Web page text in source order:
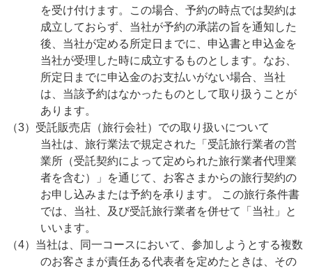
を受け付けます。この場合、予約の時点では契約は
成立しておらず、当社が予約の承諾の旨を通知した
後、当社が定める所定日までに、申込書と申込金を
当社が受理した時に成立するものとします。なお、
所定日までに申込金のお支払いがない場合、当社
は、当該予約はなかったものとして取り扱うことが
あります。
（3）受託販売店（旅行会社）での取り扱いについて
当社は、旅行業法で規定された「受託旅行業者の営
業所（受託契約によって定められた旅行業者代理業
者を含む）」を通じて、お客さまからの旅行契約の
お申し込みまたは予約を承ります。 この旅行条件書
では、当社、及び受託旅行業者を併せて「当社」と
いいます。
（4）当社は、同一コースにおいて、参加しようとする複数
のお客さまが責任ある代表者を定めたときは、その